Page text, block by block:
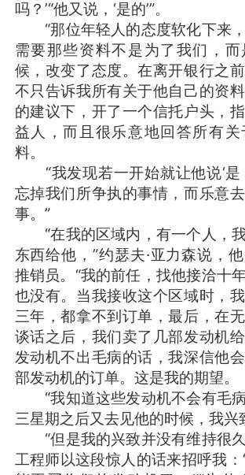
吗？’“他又说，‘是的’”。
“那位年轻人的态度软化下来
需要那些资料不是为了我们，
候，改变了态度。在离开银行之
不只告诉我所有关于他自己的资
的建议下，开了一个信托户头，
益人，而且很乐意地回答所有
料。
“我发现若一开始就让他说‘是
忘掉我们所争执的事情，而乐意
事。”
“在我的区域内，有一个人，
东西给他，”约瑟夫·亚力森说，
推销员。“我的前任，找他接洽十
也没有。当我接收这个区域时，
三年，都拿不到订单，最后，在
谈话之后，我们卖了几部发动机
发动机不出毛病的话，我深信他
部发动机的订单。这是我的期望。
“我知道这些发动机不会有毛
三星期之后又去见他的时候，我兴
“但是我的兴致并没有维持很
工程师以这段惊人的话来招呼我：